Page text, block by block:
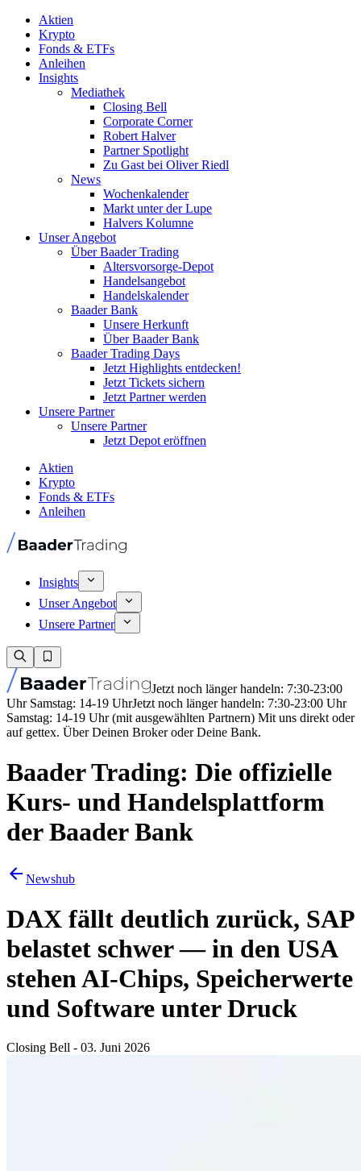
Aktien
Krypto
Fonds & ETFs
Anleihen
Insights
Mediathek
Closing Bell
Corporate Corner
Robert Halver
Partner Spotlight
Zu Gast bei Oliver Riedl
News
Wochenkalender
Markt unter der Lupe
Halvers Kolumne
Unser Angebot
Über Baader Trading
Altersvorsorge-Depot
Handelsangebot
Handelskalender
Baader Bank
Unsere Herkunft
Über Baader Bank
Baader Trading Days
Jetzt Highlights entdecken!
Jetzt Tickets sichern
Jetzt Partner werden
Unsere Partner
Unsere Partner
Jetzt Depot eröffnen
Aktien
Krypto
Fonds & ETFs
Anleihen
Insights
Unser Angebot
Unsere Partner
Jetzt noch länger handeln: 7:30-23:00
Uhr Samstag: 14-19 UhrJetzt noch länger handeln: 7:30-23:00 Uhr
Samstag: 14-19 Uhr (mit ausgewählten Partnern) Mit uns direkt oder
auf gettex. Über Deinen Broker oder Deine Bank.
Baader Trading: Die offizielle
Kurs- und Handelsplattform
der Baader Bank
Newshub
DAX fällt deutlich zurück, SAP
belastet schwer — in den USA
stehen AI-Chips, Speicherwerte
und Software unter Druck
Closing Bell - 03. Juni 2026